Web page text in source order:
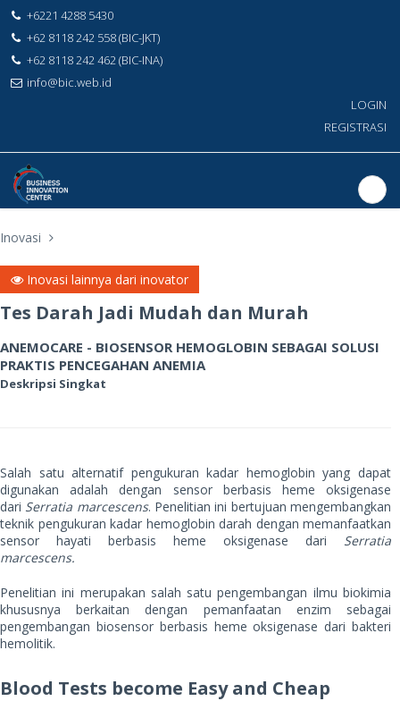
+6221 4288 5430
+62 8118 242 558 (BIC-JKT)
+62 8118 242 462 (BIC-INA)
info@bic.web.id
LOGIN
REGISTRASI
Inovasi
Inovasi lainnya dari inovator
Tes Darah Jadi Mudah dan Murah
ANEMOCARE - BIOSENSOR HEMOGLOBIN SEBAGAI SOLUSI
PRAKTIS PENCEGAHAN ANEMIA
Deskripsi Singkat
Salah satu alternatif pengukuran kadar hemoglobin yang dapat
digunakan adalah dengan sensor berbasis heme oksigenase
dari Serratia marcescens. Penelitian ini bertujuan mengembangkan
teknik pengukuran kadar hemoglobin darah dengan memanfaatkan
sensor hayati berbasis heme oksigenase dari Serratia
marcescens.
Penelitian ini merupakan salah satu pengembangan ilmu biokimia
khususnya berkaitan dengan pemanfaatan enzim sebagai
pengembangan biosensor berbasis heme oksigenase dari bakteri
hemolitik.
Blood Tests become Easy and Cheap